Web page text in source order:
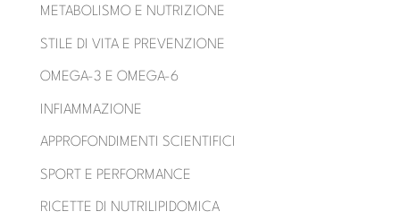
METABOLISMO E NUTRIZIONE
STILE DI VITA E PREVENZIONE
OMEGA-3 E OMEGA-6
INFIAMMAZIONE
APPROFONDIMENTI SCIENTIFICI
SPORT E PERFORMANCE
RICETTE DI NUTRILIPIDOMICA